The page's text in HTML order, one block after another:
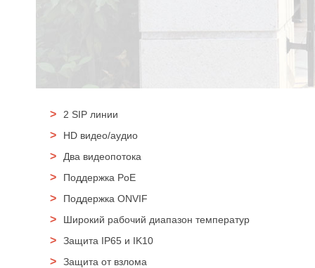
2 SIP линии
HD видео/аудио
Два видеопотока
Поддержка PoE
Поддержка ONVIF
Широкий рабочий диапазон температур
Защита IP65 и IK10
Защита от взлома